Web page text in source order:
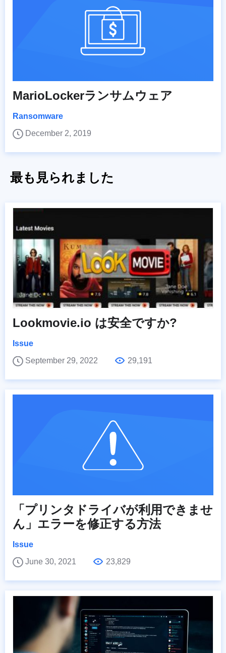
MarioLockerランサムウェア
Ransomware
December 2, 2019
最も見られました
Lookmovie.io は安全ですか?
Issue
September 29, 2022
29,191
「プリンタドライバが利用できませ
ん」エラーを修正する方法
Issue
June 30, 2021
23,829